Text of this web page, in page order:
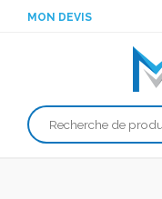
MON DEVIS
Recherche